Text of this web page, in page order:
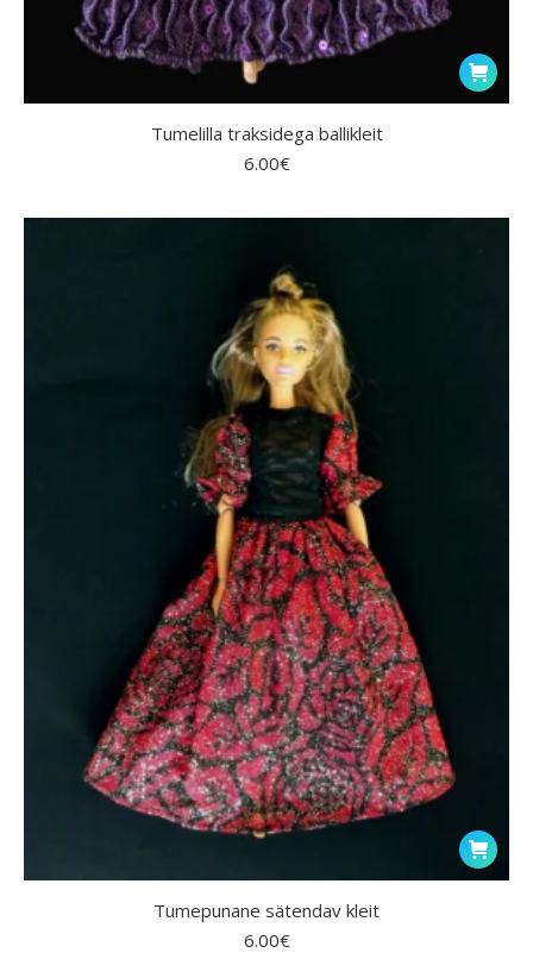
Tumelilla traksidega ballikleit
6.00€
Tumepunane sätendav kleit
6.00€